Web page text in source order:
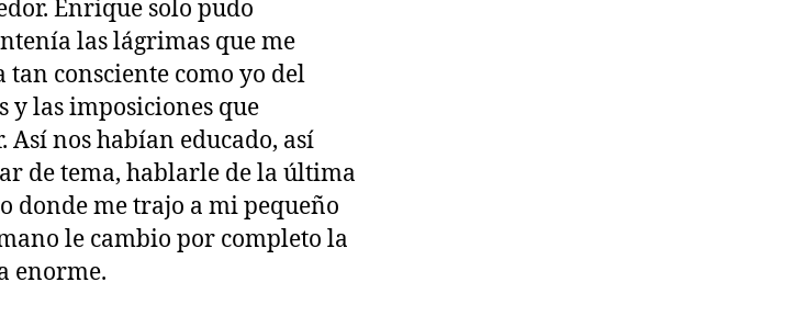
Enrique solo pudo
las lágrimas que me
tan consciente como yo del
y las imposiciones que
Así nos habían educado, así
de tema, hablarle de la última
donde me trajo a mi pequeño
le cambio por completo la
enorme.